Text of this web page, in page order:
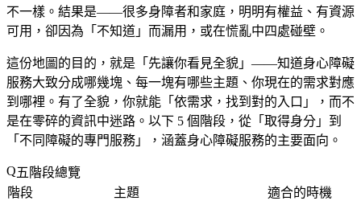
不一樣。結果是——很多身障者和家庭，明明有權益、有資源
可用，卻因為「不知道」而漏用，或在慌亂中四處碰壁。
這份地圖的目的，就是「先讓你看見全貌」——知道身心障礙
服務大致分成哪幾塊、每一塊有哪些主題、你現在的需求對應
到哪裡。有了全貌，你就能「依需求，找到對的入口」，而不
是在零碎的資訊中迷路。以下 5 個階段，從「取得身分」到
「不同障礙的專門服務」，涵蓋身心障礙服務的主要面向。
五階段總覽
階段
主題 適合的時機